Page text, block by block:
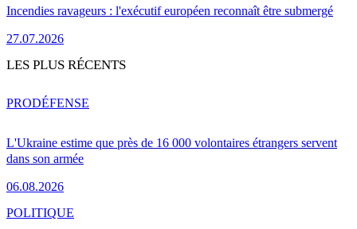
Incendies ravageurs : l'exécutif européen reconnaît être submergé
27.07.2026
LES PLUS RÉCENTS
L'Ukraine estime que près de 16 000 volontaires étrangers servent
dans son armée
06.08.2026
PRODÉFENSE
POLITIQUE